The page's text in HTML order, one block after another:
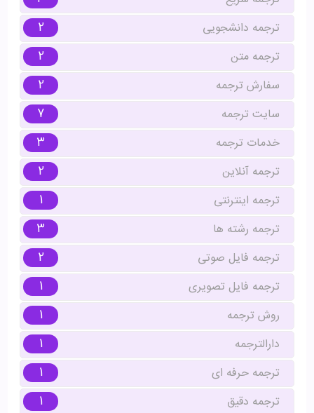
ترجمه دانشجویی
2
ترجمه متن
2
سفارش ترجمه
2
سایت ترجمه
7
خدمات ترجمه
3
ترجمه آنلاین
2
ترجمه اینترنتی
1
ترجمه رشته ها
3
ترجمه فایل صوتی
2
ترجمه فایل تصویری
1
روش ترجمه
1
دارالترجمه
1
ترجمه حرفه ای
1
ترجمه دقیق
1